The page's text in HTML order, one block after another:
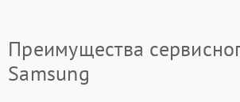
Преимущества
Samsung